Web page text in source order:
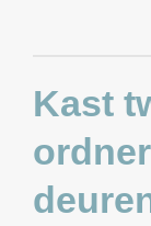
Kast